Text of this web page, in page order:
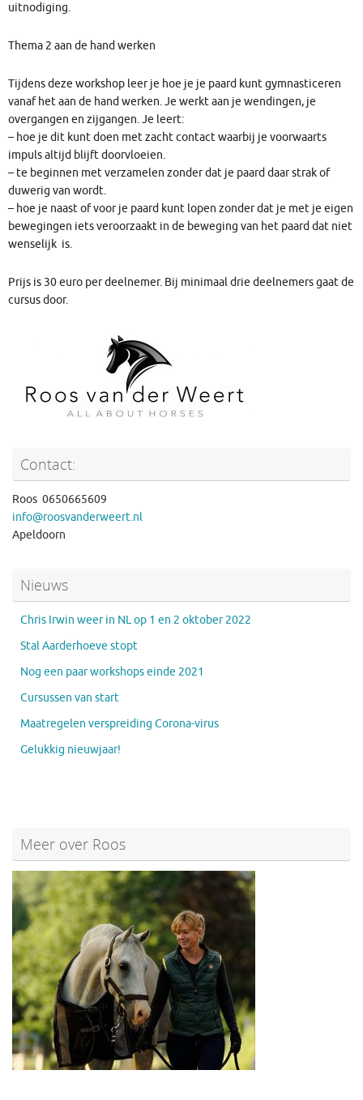
uitnodiging.
Thema 2 aan de hand werken
Tijdens deze workshop leer je hoe je je paard kunt gymnasticeren
vanaf het aan de hand werken. Je werkt aan je wendingen, je
overgangen en zijgangen. Je leert:
– hoe je dit kunt doen met zacht contact waarbij je voorwaarts
impuls altijd blijft doorvloeien.
– te beginnen met verzamelen zonder dat je paard daar strak of
duwerig van wordt.
– hoe je naast of voor je paard kunt lopen zonder dat je met je eigen
bewegingen iets veroorzaakt in de beweging van het paard dat niet
wenselijk is.
Prijs is 30 euro per deelnemer. Bij minimaal drie deelnemers gaat de
cursus door.
Contact:
Roos 0650665609
info@roosvanderweert.nl
Apeldoorn
Nieuws
Chris Irwin weer in NL op 1 en 2 oktober 2022
Stal Aarderhoeve stopt
Nog een paar workshops einde 2021
Cursussen van start
Maatregelen verspreiding Corona-virus
Gelukkig nieuwjaar!
Meer over Roos